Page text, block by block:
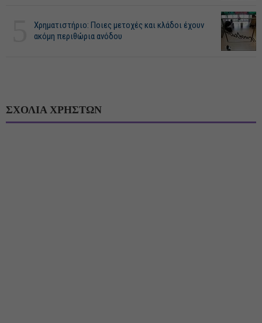
Χρηματιστήριο: Ποιες μετοχές και κλάδοι έχουν
ακόμη περιθώρια ανόδου
ΣΧΟΛΙΑ ΧΡΗΣΤΩΝ